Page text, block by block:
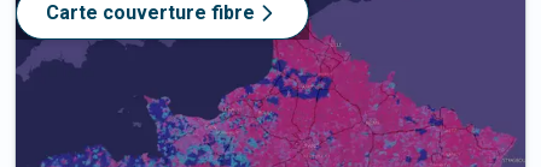
Carte couverture fibre